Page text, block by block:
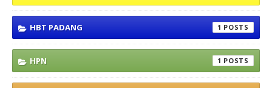
HBT PADANG 1
HPN 1